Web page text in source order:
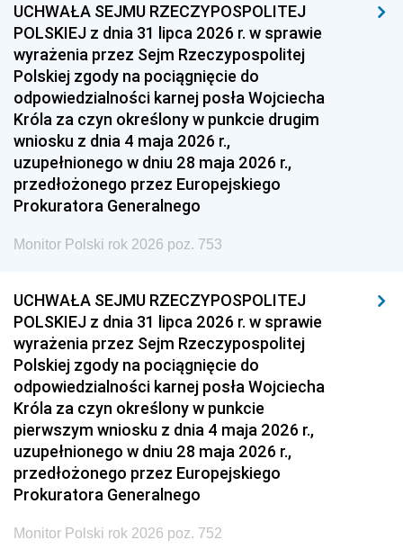
UCHWAŁA SEJMU RZECZYPOSPOLITEJ
POLSKIEJ z dnia 31 lipca 2026 r. w sprawie
wyrażenia przez Sejm Rzeczypospolitej
Polskiej zgody na pociągnięcie do
odpowiedzialności karnej posła Wojciecha
Króla za czyn określony w punkcie drugim
wniosku z dnia 4 maja 2026 r.,
uzupełnionego w dniu 28 maja 2026 r.,
przedłożonego przez Europejskiego
Prokuratora Generalnego
Monitor Polski rok 2026 poz. 753
UCHWAŁA SEJMU RZECZYPOSPOLITEJ
POLSKIEJ z dnia 31 lipca 2026 r. w sprawie
wyrażenia przez Sejm Rzeczypospolitej
Polskiej zgody na pociągnięcie do
odpowiedzialności karnej posła Wojciecha
Króla za czyn określony w punkcie
pierwszym wniosku z dnia 4 maja 2026 r.,
uzupełnionego w dniu 28 maja 2026 r.,
przedłożonego przez Europejskiego
Prokuratora Generalnego
Monitor Polski rok 2026 poz. 752